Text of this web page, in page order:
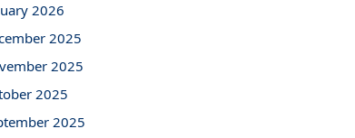
2026
2025
2025
2025
2025